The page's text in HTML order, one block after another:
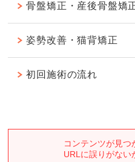
骨盤矯正・産後骨盤矯
姿勢改善・猫背矯正
初回施術の流れ